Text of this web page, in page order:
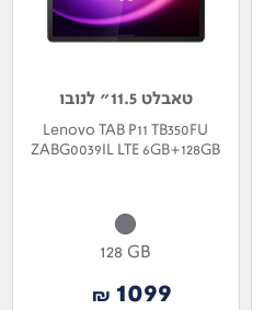
טאבלט 11.5" לנובו
Lenovo TAB P11 TB350FU
ZABG0039IL LTE 6GB+128GB
128 GB
1099
₪